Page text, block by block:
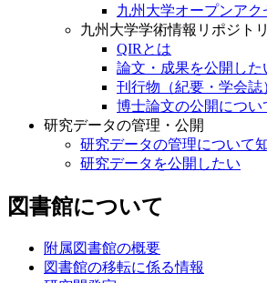
九州大学オープンアク
九州大学学術情報リポジト
QIRとは
論文・成果を公開した
刊行物（紀要・学会
博士論文の公開につい
研究データの管理・公開
研究データの管理について
研究データを公開したい
図書館について
附属図書館の概要
図書館の移転に係る情報